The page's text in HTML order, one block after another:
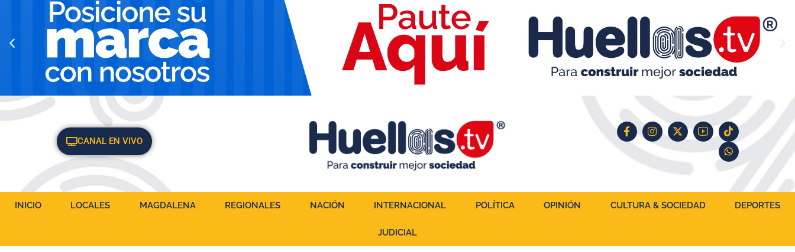
CANAL EN VIVO
INICIO LOCALES MAGDALENA REGIONALES NACIÓN INTERNACIONAL POLÍTICA OPINIÓN CULTURA & SOCIEDAD DEPORTES
JUDICIAL